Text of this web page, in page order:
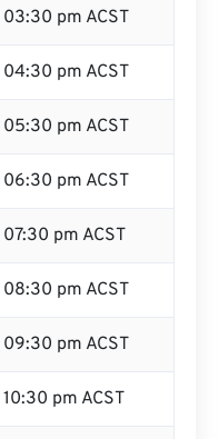
03:30 pm ACST
04:30 pm ACST
05:30 pm ACST
06:30 pm ACST
07:30 pm ACST
08:30 pm ACST
09:30 pm ACST
10:30 pm ACST